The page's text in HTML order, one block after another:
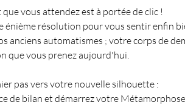
que vous attendez est à portée de clic !
résolution pour vous sentir enfin
anciens automatismes ; votre corps de
que vous prenez aujourd'hui.
pas vers votre nouvelle silhouette :